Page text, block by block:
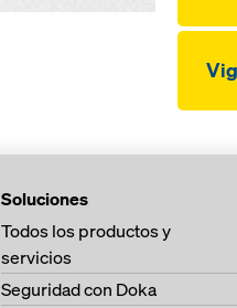
Soluciones
Todos los productos y
servicios
Seguridad con Doka